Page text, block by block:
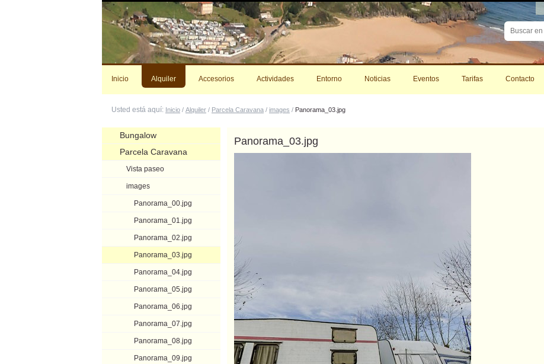
Cambiar
contenido.
Buscar
Búsqueda
Avanzada…
Inicio Alquiler Accesorios Actividades Entorno Noticias Eventos Tarifas Contacto
Usted está aquí: Inicio / Alquiler / Parcela Caravana / images / Panorama_03.jpg
Panorama_03.jpg
Navegación
Bungalow
Parcela Caravana
Vista paseo
images
Panorama_00.jpg
Panorama_01.jpg
Panorama_02.jpg
Panorama_03.jpg
Panorama_04.jpg
Panorama_05.jpg
Panorama_06.jpg
Panorama_07.jpg
Panorama_08.jpg
Panorama_09.jpg